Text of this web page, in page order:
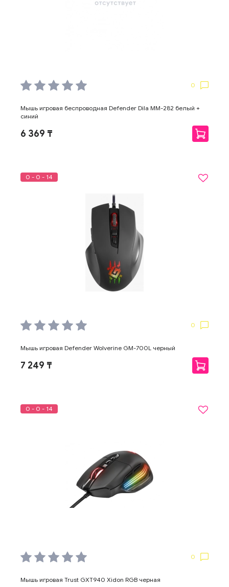
0
Мышь игровая беспроводная Defender Dila MM-282 белый +
синий
6 369 ₸
0 - 0 - 14
0
Мышь игровая Defender Wolverine GM-700L черный
7 249 ₸
0 - 0 - 14
0
Мышь игровая Trust GXT940 Xidon RGB черная